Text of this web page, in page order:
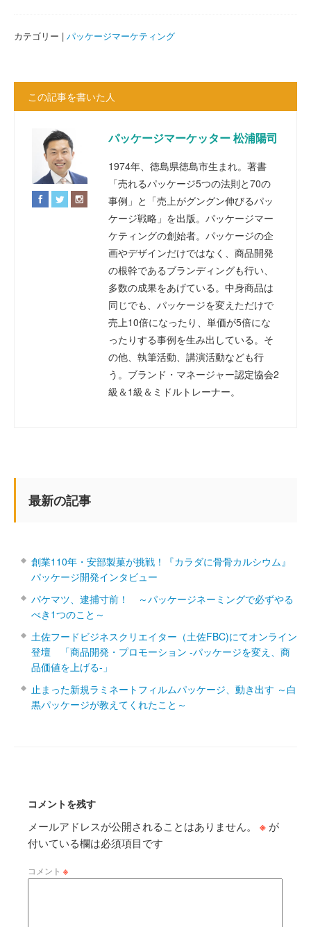
カテゴリー | パッケージマーケティング
この記事を書いた人
パッケージマーケッター 松浦陽司
1974年、徳島県徳島市生まれ。著書
「売れるパッケージ5つの法則と70の
事例」と「売上がグングン伸びるパッ
ケージ戦略」を出版。パッケージマー
ケティングの創始者。パッケージの企
画やデザインだけではなく、商品開発
の根幹であるブランディングも行い、
多数の成果をあげている。中身商品は
同じでも、パッケージを変えただけで
売上10倍になったり、単価が5倍にな
ったりする事例を生み出している。そ
の他、執筆活動、講演活動なども行
う。ブランド・マネージャー認定協会2
級＆1級＆ミドルトレーナー。
最新の記事
創業110年・安部製菓が挑戦！『カラダに骨骨カルシウム』
パッケージ開発インタビュー
パケマツ、逮捕寸前！ ～パッケージネーミングで必ずやる
べき1つのこと～
土佐フードビジネスクリエイター（土佐FBC)にてオンライン
登壇 「商品開発・プロモーション ‐パッケージを変え、商
品価値を上げる‐」
止まった新規ラミネートフィルムパッケージ、動き出す ～白
黒パッケージが教えてくれたこと～
コメントを残す
メールアドレスが公開されることはありません。 ※ が
付いている欄は必須項目です
コメント ※